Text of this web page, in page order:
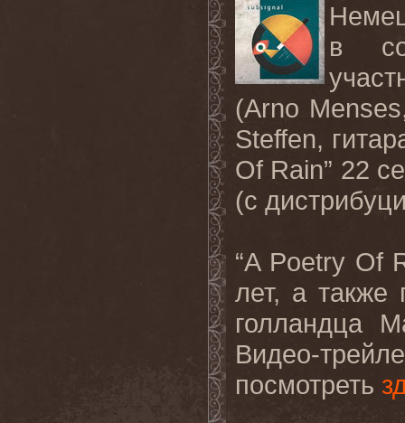
в
(Arno
Steffen,
Of Rain” 22
(с
“A Poetry Of
лет, а также
голландца
Видео-
посмотреть